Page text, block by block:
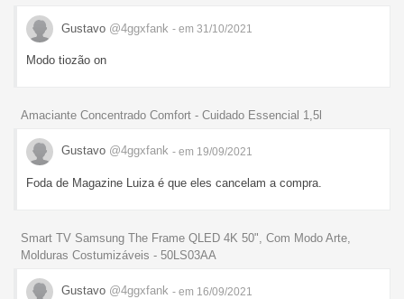
Gustavo @4ggxfank - em 31/10/2021
Modo tiozão on
Amaciante Concentrado Comfort - Cuidado Essencial 1,5l
Gustavo @4ggxfank - em 19/09/2021
Foda de Magazine Luiza é que eles cancelam a compra.
Smart TV Samsung The Frame QLED 4K 50", Com Modo Arte,
Molduras Costumizáveis - 50LS03AA
Gustavo @4ggxfank - em 16/09/2021